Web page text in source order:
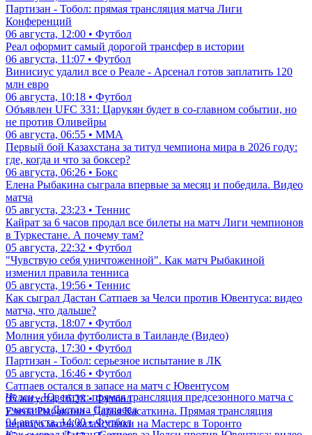
Партизан - Тобол: прямая трансляция матча Лиги
Конференций
06 августа, 12:00 • Футбол
Реал оформит самый дорогой трансфер в истории
06 августа, 11:07 • Футбол
Винисиус удалил все о Реале - Арсенал готов заплатить 120
млн евро
06 августа, 10:18 • Футбол
Объявлен UFC 331: Царукян будет в со-главном событии, но
не против Оливейры
06 августа, 06:55 • ММА
Первый бой Казахстана за титул чемпиона мира в 2026 году:
где, когда и что за боксер?
06 августа, 06:26 • Бокс
Елена Рыбакина сыграла впервые за месяц и победила. Видео
матча
05 августа, 23:23 • Теннис
Кайрат за 6 часов продал все билеты на матч Лиги чемпионов
в Туркестане. А почему там?
05 августа, 22:32 • Футбол
"Чувствую себя уничтоженной". Как матч Рыбакиной
изменил правила тенниса
05 августа, 19:56 • Теннис
Как сыграл Дастан Сатпаев за Челси против Ювентуса: видео
матча, что дальше?
05 августа, 18:07 • Футбол
Молния убила футболиста в Таиланде (Видео)
05 августа, 17:30 • Футбол
Партизан - Тобол: серьезное испытание в ЛК
05 августа, 16:46 • Футбол
Сатпаев остался в запасе на матч с Ювентусом
05 августа, 16:28 • Футбол
Елена Рыбакина - Дарья Касаткина. Прямая трансляция
первого матча казахстанки на Мастерс в Торонто
Челси - Ювентус: прямая трансляция предсезонного матча с
участием Дастана Сатпаева
04 августа, 14:00 • Футбол